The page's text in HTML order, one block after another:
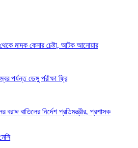
মাদক কেনার চেষ্টা, আটক আনোয়ার
পর্যন্ত ডেঙ্গু পরীক্ষা ফ্রি
বাতিলের নির্দেশ প্রতিমন্ত্রীর, প্রশাসক